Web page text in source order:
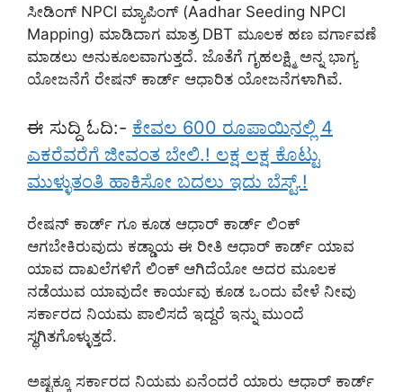
ಸೀಡಿಂಗ್ NPCI ಮ್ಯಾಪಿಂಗ್ (Aadhar Seeding NPCI
Mapping) ಮಾಡಿದಾಗ ಮಾತ್ರ DBT ಮೂಲಕ ಹಣ ವರ್ಗಾವಣೆ
ಮಾಡಲು ಅನುಕೂಲವಾಗುತ್ತದೆ. ಜೊತೆಗೆ ಗೃಹಲಕ್ಷ್ಮಿ ಅನ್ನ ಭಾಗ್ಯ
ಯೋಜನೆಗೆ ರೇಷನ್ ಕಾರ್ಡ್ ಆಧಾರಿತ ಯೋಜನೆಗಳಾಗಿವೆ.
ಈ ಸುದ್ದಿ ಓದಿ:- ಕೇವಲ 600 ರೂಪಾಯಿನಲ್ಲಿ 4
ಎಕರೆವರೆಗೆ ಜೀವಂತ ಬೇಲಿ.! ಲಕ್ಷ ಲಕ್ಷ ಕೊಟ್ಟು
ಮುಳ್ಳುತಂತಿ ಹಾಕಿಸೋ ಬದಲು ಇದು ಬೆಸ್ಟ್.!
ರೇಷನ್ ಕಾರ್ಡ್ ಗೂ ಕೂಡ ಆಧಾರ್ ಕಾರ್ಡ್ ಲಿಂಕ್
ಆಗಬೇಕಿರುವುದು ಕಡ್ಡಾಯ ಈ ರೀತಿ ಆಧಾರ್ ಕಾರ್ಡ್ ಯಾವ
ಯಾವ ದಾಖಲೆಗಳಿಗೆ ಲಿಂಕ್ ಆಗಿದೆಯೋ ಅದರ ಮೂಲಕ
ನಡೆಯುವ ಯಾವುದೇ ಕಾರ್ಯವು ಕೂಡ ಒಂದು ವೇಳೆ ನೀವು
ಸರ್ಕಾರದ ನಿಯಮ ಪಾಲಿಸದೆ ಇದ್ದರೆ ಇನ್ನು ಮುಂದೆ
ಸ್ಥಗಿತಗೊಳ್ಳುತ್ತದೆ.
ಅಷ್ಟಕ್ಕೂ ಸರ್ಕಾರದ ನಿಯಮ ಏನೆಂದರೆ ಯಾರು ಆಧಾರ್ ಕಾರ್ಡ್